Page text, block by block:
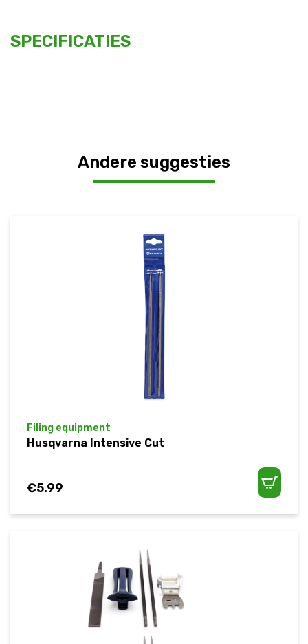
SPECIFICATIES
Andere suggesties
Filing equipment
Husqvarna Intensive Cut
€5.99